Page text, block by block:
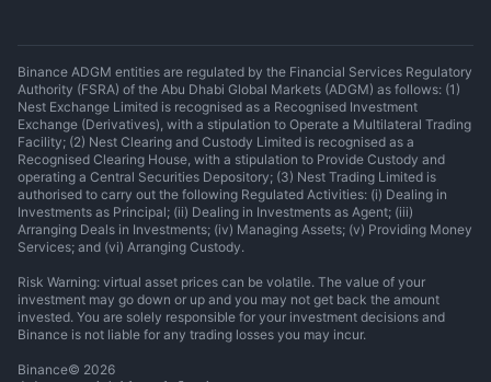
Binance ADGM entities are regulated by the Financial Services Regulatory
Authority (FSRA) of the Abu Dhabi Global Markets (ADGM) as follows: (1)
Nest Exchange Limited is recognised as a Recognised Investment
Exchange (Derivatives), with a stipulation to Operate a Multilateral Trading
Facility; (2) Nest Clearing and Custody Limited is recognised as a
Recognised Clearing House, with a stipulation to Provide Custody and
operating a Central Securities Depository; (3) Nest Trading Limited is
authorised to carry out the following Regulated Activities: (i) Dealing in
Investments as Principal; (ii) Dealing in Investments as Agent; (iii)
Arranging Deals in Investments; (iv) Managing Assets; (v) Providing Money
Services; and (vi) Arranging Custody.
Risk Warning: virtual asset prices can be volatile. The value of your
investment may go down or up and you may not get back the amount
invested. You are solely responsible for your investment decisions and
Binance is not liable for any trading losses you may incur.
Binance© 2026